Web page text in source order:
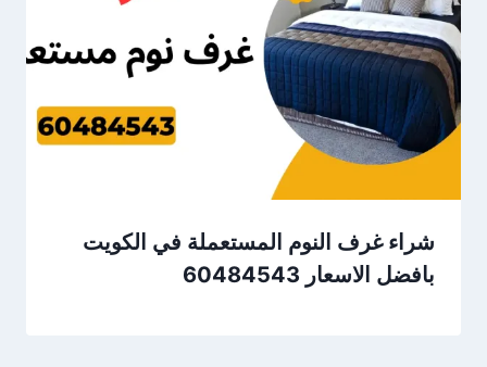
شراء غرف النوم المستعملة في الكويت
بافضل الاسعار 60484543